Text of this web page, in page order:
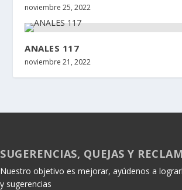
noviembre 25, 2022
ANALES 117
noviembre 21, 2022
SUGERENCIAS, QUEJAS Y
Nuestro objetivo es mejorar, ayúdenos a
y sugerencias